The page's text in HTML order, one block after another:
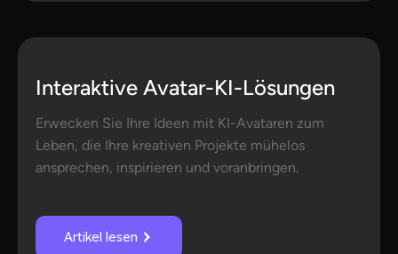
Interaktive Avatar-KI-Lösungen
Erwecken Sie Ihre Ideen mit KI-Avataren zum
Leben, die Ihre kreativen Projekte mühelos
ansprechen, inspirieren und voranbringen.
Artikel lesen